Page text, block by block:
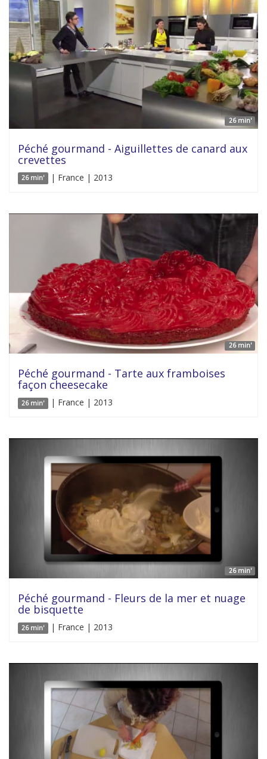
26 min'
Péché gourmand - Aiguillettes de canard aux
crevettes
26 min' | France | 2013
26 min'
Péché gourmand - Tarte aux framboises
façon cheesecake
26 min' | France | 2013
26 min'
Péché gourmand - Fleurs de la mer et nuage
de bisquette
26 min' | France | 2013